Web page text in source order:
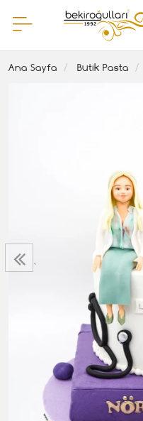
Ana Sayfa Butik Pasta
‹